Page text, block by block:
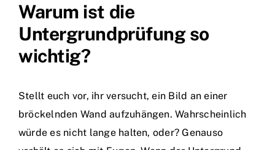
Warum ist die
Untergrundprüfung so
wichtig?
Stellt euch vor, ihr versucht, ein Bild an einer
bröckelnden Wand aufzuhängen. Wahrscheinlich
würde es nicht lange halten, oder? Genauso